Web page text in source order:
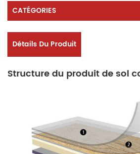
CATÉGORIES
Détails Du Produit
Structure du produit de sol